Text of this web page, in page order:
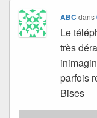
ABC dans
Le
très
parfois
Bises